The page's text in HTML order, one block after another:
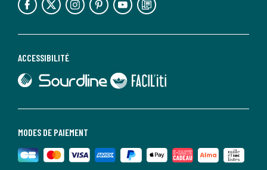
MODES DE PAIEMENT
ACCESSIBILITÉ
lien vers Sourdline
lien vers Faciliti